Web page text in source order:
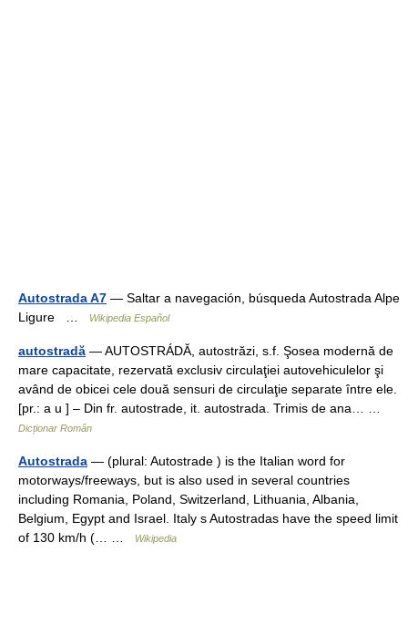
Autostrada A7 — Saltar a navegación, búsqueda Autostrada Alpe
Ligure …
Wikipedia Español
autostradă — AUTOSTRÁDĂ, autostrăzi, s.f. Şosea modernă de
mare capacitate, rezervată exclusiv circulaţiei autovehiculelor şi
având de obicei cele două sensuri de circulaţie separate între ele.
[pr.: a u ] – Din fr. autostrade, it. autostrada. Trimis de ana… …
Dicționar Român
Autostrada — (plural: Autostrade ) is the Italian word for
motorways/freeways, but is also used in several countries
including Romania, Poland, Switzerland, Lithuania, Albania,
Belgium, Egypt and Israel. Italy s Autostradas have the speed limit
of 130 km/h (… …
Wikipedia